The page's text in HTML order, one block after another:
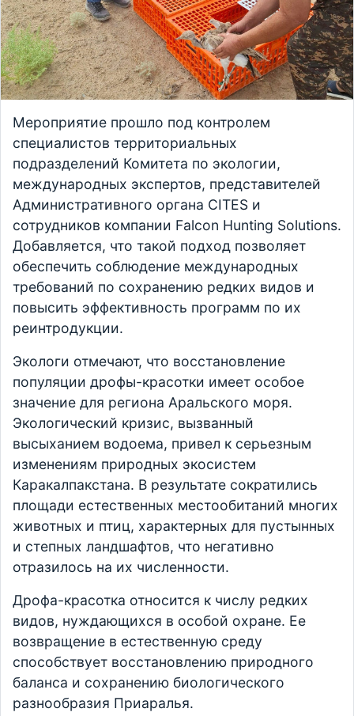
Мероприятие прошло под контролем
специалистов территориальных
подразделений Комитета по экологии,
международных экспертов, представителей
Административного органа CITES и
сотрудников компании Falcon Hunting Solutions.
Добавляется, что такой подход позволяет
обеспечить соблюдение международных
требований по сохранению редких видов и
повысить эффективность программ по их
реинтродукции.
Экологи отмечают, что восстановление
популяции дрофы-красотки имеет особое
значение для региона Аральского моря.
Экологический кризис, вызванный
высыханием водоема, привел к серьезным
изменениям природных экосистем
Каракалпакстана. В результате сократились
площади естественных местообитаний многих
животных и птиц, характерных для пустынных
и степных ландшафтов, что негативно
отразилось на их численности.
Дрофа-красотка относится к числу редких
видов, нуждающихся в особой охране. Ее
возвращение в естественную среду
способствует восстановлению природного
баланса и сохранению биологического
разнообразия Приаралья.